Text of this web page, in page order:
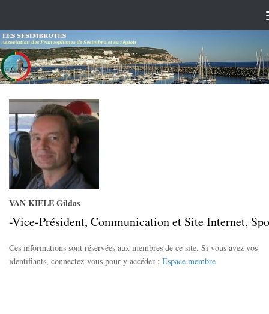
VAN KIELE Gildas
-Vice-Président, Communication et Site Internet,
Ces informations sont réservées aux membres de ce site. Si vous avez vos
identifiants, connectez-vous pour y accéder : Espace membre